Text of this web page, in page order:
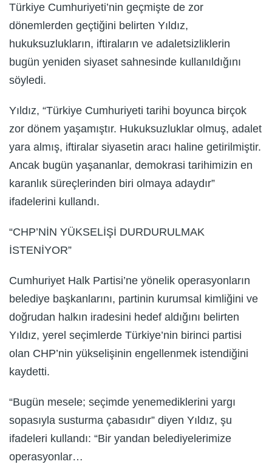
Türkiye Cumhuriyeti’nin geçmişte de zor
dönemlerden geçtiğini belirten Yıldız,
hukuksuzlukların, iftiraların ve adaletsizliklerin
bugün yeniden siyaset sahnesinde kullanıldığını
söyledi.
Yıldız, “Türkiye Cumhuriyeti tarihi boyunca birçok
zor dönem yaşamıştır. Hukuksuzluklar olmuş, adalet
yara almış, iftiralar siyasetin aracı haline getirilmiştir.
Ancak bugün yaşananlar, demokrasi tarihimizin en
karanlık süreçlerinden biri olmaya adaydır”
ifadelerini kullandı.
“CHP’NİN YÜKSELİŞİ DURDURULMAK
İSTENİYOR”
Cumhuriyet Halk Partisi’ne yönelik operasyonların
belediye başkanlarını, partinin kurumsal kimliğini ve
doğrudan halkın iradesini hedef aldığını belirten
Yıldız, yerel seçimlerde Türkiye’nin birinci partisi
olan CHP’nin yükselişinin engellenmek istendiğini
kaydetti.
“Bugün mesele; seçimde yenemediklerini yargı
sopasıyla susturma çabasıdır” diyen Yıldız, şu
ifadeleri kullandı: “Bir yandan belediyelerimize
operasyonlar…